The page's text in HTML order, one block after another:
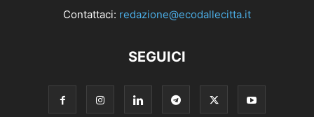
Contattaci: redazione@ecodallecitta.it
SEGUICI